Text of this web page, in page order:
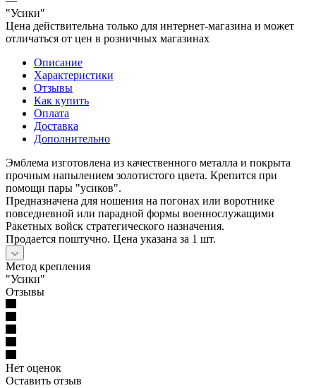
"Усики"
Цена действительна только для интернет-магазина и может
отличаться от цен в розничных магазинах
Описание
Характеристики
Отзывы
Как купить
Оплата
Доставка
Дополнительно
Эмблема изготовлена из качественного металла и покрыта
прочным напылением золотистого цвета. Крепится при
помощи пары "усиков".
Предназначена для ношения на погонах или воротнике
повседневной или парадной формы военнослужащими
Ракетных войск стратегического назначения.
Продается поштучно. Цена указана за 1 шт.
Метод крепления
"Усики"
Отзывы
Нет оценок
Оставить отзыв